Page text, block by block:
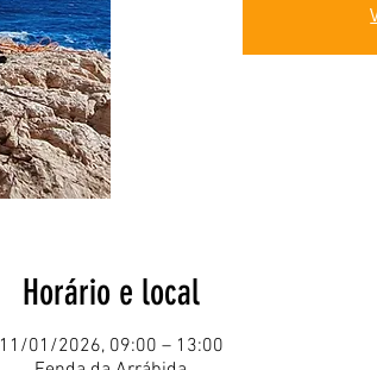
Horário e local
11/01/2026, 09:00 – 13:00